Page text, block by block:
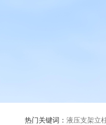
热门关键词： 液压支架立